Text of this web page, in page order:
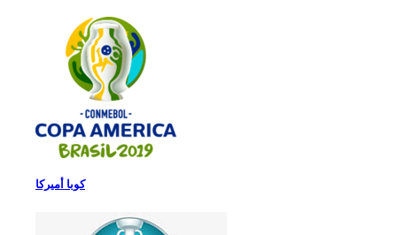
كوبا أميركا